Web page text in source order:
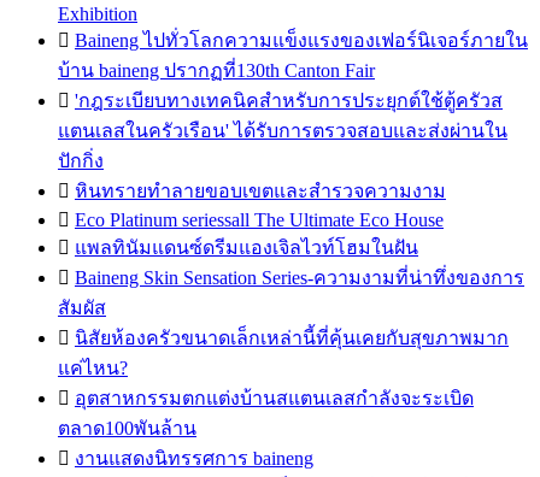
Exhibition
 Baineng ไปทั่วโลกความแข็งแรงของเฟอร์นิเจอร์ภายใน
บ้าน baineng ปรากฏที่130th Canton Fair
 'กฎระเบียบทางเทคนิคสำหรับการประยุกต์ใช้ตู้ครัวส
แตนเลสในครัวเรือน' ได้รับการตรวจสอบและส่งผ่านใน
ปักกิ่ง
 หินทรายทำลายขอบเขตและสำรวจความงาม
 Eco Platinum seriessall The Ultimate Eco House
 แพลทินัมแดนซ์ดรีมแองเจิลไวท์โฮมในฝัน
 Baineng Skin Sensation Series-ความงามที่น่าทึ่งของการ
สัมผัส
 นิสัยห้องครัวขนาดเล็กเหล่านี้ที่คุ้นเคยกับสุขภาพมาก
แค่ไหน?
 อุตสาหกรรมตกแต่งบ้านสแตนเลสกำลังจะระเบิด
ตลาด100พันล้าน
 งานแสดงนิทรรศการ baineng